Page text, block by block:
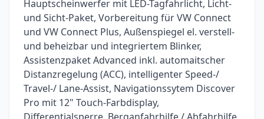
Hauptscheinwerfer mit LED-Tagfahrlicht, Licht-
und Sicht-Paket, Vorbereitung für VW Connect
und VW Connect Plus, Außenspiegel el. verstell-
und beheizbar und integriertem Blinker,
Assistenzpaket Advanced inkl. automaitscher
Distanzregelung (ACC), intelligenter Speed-/
Travel-/ Lane-Assist, Navigationssytem Discover
Pro mit 12" Touch-Farbdisplay,